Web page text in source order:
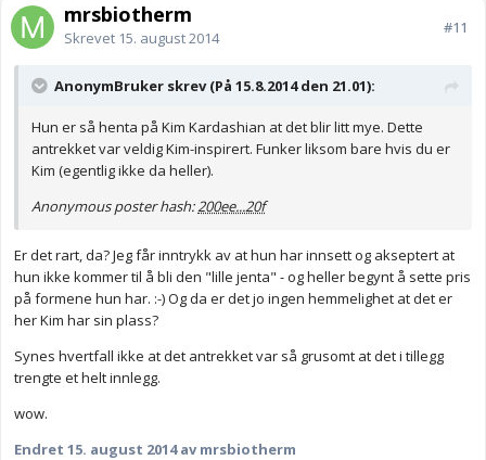
mrsbiotherm
Skrevet 15. august 2014
#11
AnonymBruker skrev (På 15.8.2014 den 21.01):
Hun er så henta på Kim Kardashian at det blir litt mye. Dette
antrekket var veldig Kim-inspirert. Funker liksom bare hvis du er
Kim (egentlig ikke da heller).
Anonymous poster hash:200ee...20f
Er det rart, da? Jeg får inntrykk av at hun har innsett og akseptert at
hun ikke kommer til å bli den "lille jenta" - og heller begynt å sette pris
på formene hun har. :-) Og da er det jo ingen hemmelighet at det er
her Kim har sin plass?
Synes hvertfall ikke at det antrekket var så grusomt at det i tillegg
trengte et helt innlegg.
wow.
Endret 15. august 2014av mrsbiotherm